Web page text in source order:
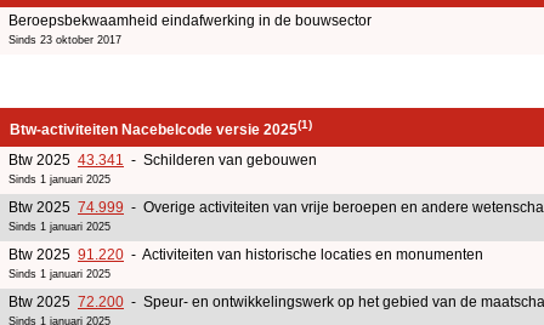
Beroepsbekwaamheid eindafwerking in de bouwsector
Sinds 23 oktober 2017
Btw-activiteiten Nacebelcode versie 2025(1)
Btw 2025 43.341 - Schilderen van gebouwen
Sinds 1 januari 2025
Btw 2025 74.999 - Overige activiteiten van vrije beroepen en andere
Sinds 1 januari 2025
Btw 2025 91.220 - Activiteiten van historische locaties en monumenten
Sinds 1 januari 2025
Btw 2025 72.200 - Speur- en ontwikkelingswerk op het gebied van de
Sinds 1 januari 2025